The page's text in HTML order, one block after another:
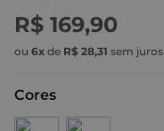
R$ 169,90
ou 6x de R$ 28,31 sem juros
Cores